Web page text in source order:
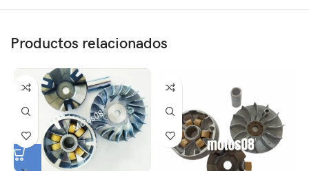
Productos relacionados